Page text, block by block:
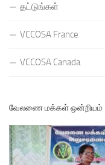
தட்டுங்கள்
VCCOSA France
VCCOSA Canada
வேலணை மக்கள் ஒன்றியம்